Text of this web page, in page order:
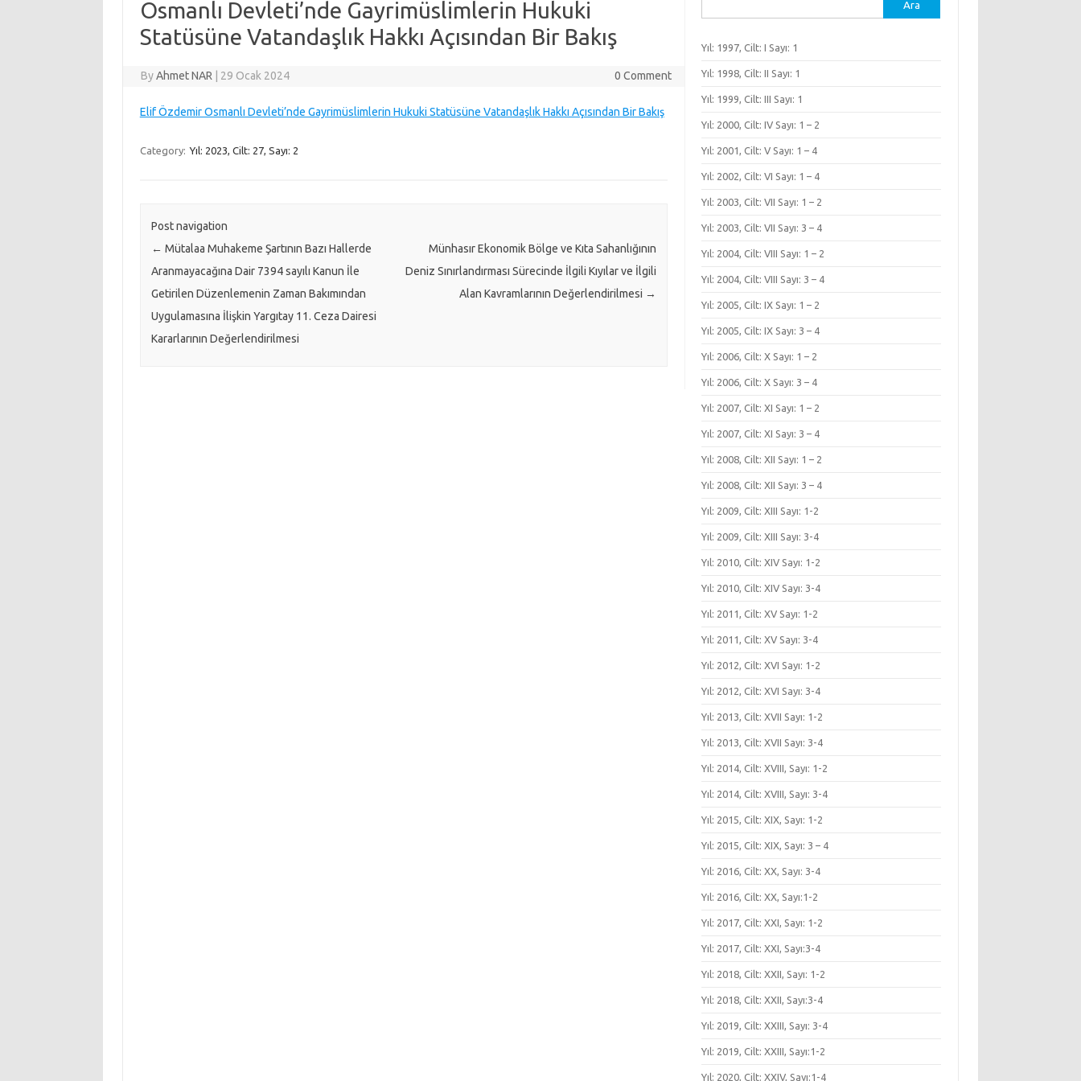
Osmanlı Devleti’nde Gayrimüslimlerin Hukuki
Statüsüne Vatandaşlık Hakkı Açısından Bir Bakış
ByAhmet NAR 29 Ocak 2024 0 Comment
Elif Özdemir Osmanlı Devleti’nde Gayrimüslimlerin Hukuki Statüsüne Vatandaşlık Hakkı Açısından Bir Bakış
Category: Yıl: 2023, Cilt: 27, Sayı: 2
Post navigation
← Mütalaa Muhakeme Şartının Bazı Hallerde
Aranmayacağına Dair 7394 sayılı Kanun İle
Getirilen Düzenlemenin Zaman Bakımından
Uygulamasına İlişkin Yargıtay 11. Ceza Dairesi
Kararlarının Değerlendirilmesi
Münhasır Ekonomik Bölge ve Kıta Sahanlığının
Deniz Sınırlandırması Sürecinde İlgili Kıyılar ve İlgili
Alan Kavramlarının Değerlendirilmesi →
Yıl: 1997, Cilt: I Sayı: 1
Yıl: 1998, Cilt: II Sayı: 1
Yıl: 1999, Cilt: III Sayı: 1
Yıl: 2000, Cilt: IV Sayı: 1 – 2
Yıl: 2001, Cilt: V Sayı: 1 – 4
Yıl: 2002, Cilt: VI Sayı: 1 – 4
Yıl: 2003, Cilt: VII Sayı: 1 – 2
Yıl: 2003, Cilt: VII Sayı: 3 – 4
Yıl: 2004, Cilt: VIII Sayı: 1 – 2
Yıl: 2004, Cilt: VIII Sayı: 3 – 4
Yıl: 2005, Cilt: IX Sayı: 1 – 2
Yıl: 2005, Cilt: IX Sayı: 3 – 4
Yıl: 2006, Cilt: X Sayı: 1 – 2
Yıl: 2006, Cilt: X Sayı: 3 – 4
Yıl: 2007, Cilt: XI Sayı: 1 – 2
Yıl: 2007, Cilt: XI Sayı: 3 – 4
Yıl: 2008, Cilt: XII Sayı: 1 – 2
Yıl: 2008, Cilt: XII Sayı: 3 – 4
Yıl: 2009, Cilt: XIII Sayı: 1-2
Yıl: 2009, Cilt: XIII Sayı: 3-4
Yıl: 2010, Cilt: XIV Sayı: 1-2
Yıl: 2010, Cilt: XIV Sayı: 3-4
Yıl: 2011, Cilt: XV Sayı: 1-2
Yıl: 2011, Cilt: XV Sayı: 3-4
Yıl: 2012, Cilt: XVI Sayı: 1-2
Yıl: 2012, Cilt: XVI Sayı: 3-4
Yıl: 2013, Cilt: XVII Sayı: 1-2
Yıl: 2013, Cilt: XVII Sayı: 3-4
Yıl: 2014, Cilt: XVIII, Sayı: 1-2
Yıl: 2014, Cilt: XVIII, Sayı: 3-4
Yıl: 2015, Cilt: XIX, Sayı: 1-2
Yıl: 2015, Cilt: XIX, Sayı: 3 – 4
Yıl: 2016, Cilt: XX, Sayı: 3-4
Yıl: 2016, Cilt: XX, Sayı:1-2
Yıl: 2017, Cilt: XXI, Sayı: 1-2
Yıl: 2017, Cilt: XXI, Sayı:3-4
Yıl: 2018, Cilt: XXII, Sayı: 1-2
Yıl: 2018, Cilt: XXII, Sayı:3-4
Yıl: 2019, Cilt: XXIII, Sayı: 3-4
Yıl: 2019, Cilt: XXIII, Sayı:1-2
Yıl: 2020, Cilt: XXIV, Sayı:1-4